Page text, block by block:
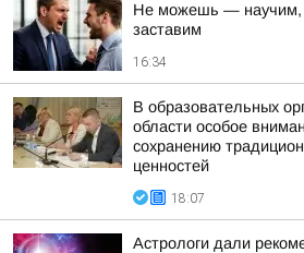
Не можешь —
заставим
16:34
В образовательных
области особое
сохранению
ценностей
18:07
Астрологи дали